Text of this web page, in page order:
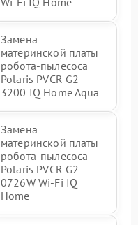
Замена
материнской платы
робота-пылесоса
Polaris PVCR G2
3200 IQ Home Aqua
Замена
материнской платы
робота-пылесоса
Polaris PVCR G2
0726W Wi-Fi IQ
Home